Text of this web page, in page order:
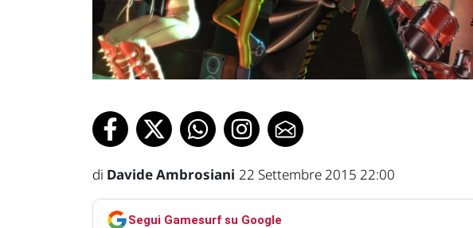
di Davide Ambrosiani 22 Settembre 2015 22:00
Segui Gamesurf su Google